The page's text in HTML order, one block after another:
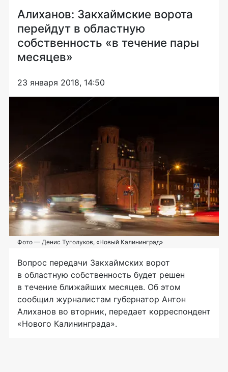
Алиханов: Закхаймские ворота
перейдут в областную
собственность «в течение пары
месяцев»
23 января 2018, 14:50
Фото — Денис Туголуков, «Новый Калининград»
Вопрос передачи Закхаймских ворот
в областную собственность будет решен
в течение ближайших месяцев. Об этом
сообщил журналистам губернатор Антон
Алиханов во вторник, передает корреспондент
«Нового Калининграда».